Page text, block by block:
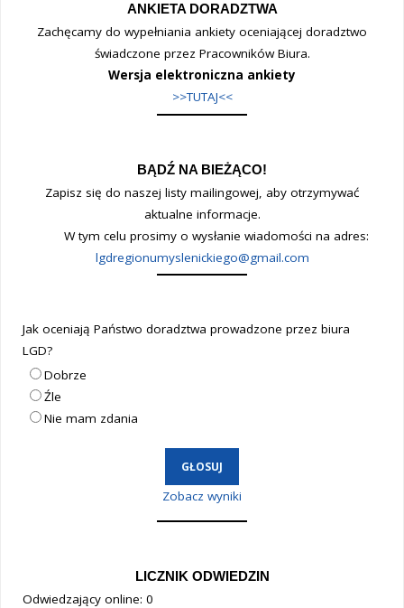
ANKIETA DORADZTWA
Zachęcamy do wypełniania ankiety oceniającej doradztwo
świadczone przez Pracowników Biura.
Wersja elektroniczna ankiety
>>TUTAJ<<
BĄDŹ NA BIEŻĄCO!
Zapisz się do naszej listy mailingowej, aby otrzymywać
aktualne informacje.
W tym celu prosimy o wysłanie wiadomości na adres:
lgdregionumyslenickiego@gmail.com
Jak oceniają Państwo doradztwa prowadzone przez biura
LGD?
Dobrze
Źle
Nie mam zdania
Zobacz wyniki
LICZNIK ODWIEDZIN
Odwiedzający online: 0